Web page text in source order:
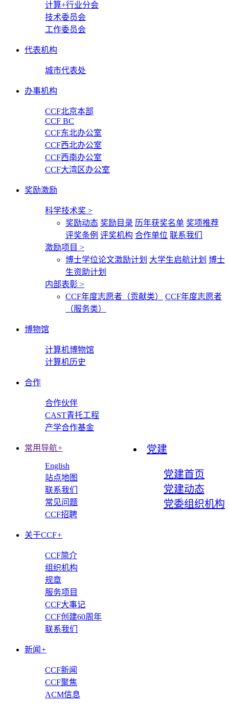
计算+行业分会
技术委员会
工作委员会
代表机构
城市代表处
办事机构
CCF北京本部
CCF BC
CCF东北办公室
CCF西北办公室
CCF西南办公室
CCF大湾区办公室
奖励激励
科学技术奖 >
奖励动态 奖励目录 历年获奖名单 奖项推荐
评奖条例 评奖机构 合作单位 联系我们
激励项目 >
博士学位论文激励计划 大学生启航计划 博士
生资助计划
内部表彰 >
CCF年度志愿者（贡献类）
CCF年度志愿者
（服务类）
博物馆
计算机博物馆
计算机历史
合作
合作伙伴
CAST青托工程
产学合作基金
党建
党建首页
党建动态
党委组织机构
常用导航+
English
站点地图
联系我们
常见问题
CCF招聘
关于CCF+
CCF简介
组织机构
规章
服务项目
CCF大事记
CCF创建60周年
联系我们
新闻 +
CCF新闻
CCF聚焦
ACM信息